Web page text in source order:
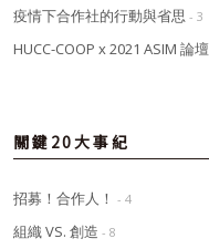
疫情下合作社的行動與省思 - 3
HUCC-COOP x 2021 ASIM 論壇
關鍵20大事紀
招募！合作人！ - 4
組織 VS. 創造 - 8